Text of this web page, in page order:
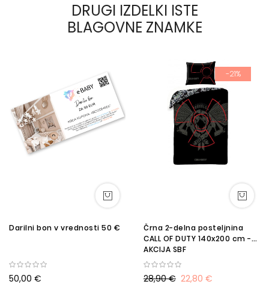
DRUGI IZDELKI ISTE
BLAGOVNE ZNAMKE
Darilni bon v vrednosti 50 €
50,00 €
-21%
Črna 2-delna posteljnina
CALL OF DUTY 140x200 cm -
AKCIJA SBF
22,80 €
28,90 €